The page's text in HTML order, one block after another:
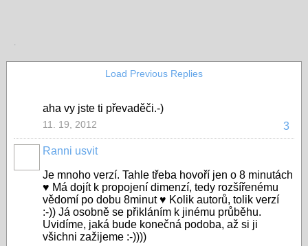
.
Load Previous Replies
aha vy jste ti převaděči.-)
3
11. 19, 2012
Ranni usvit
Je mnoho verzí. Tahle třeba hovoří jen o 8 minutách
♥ Má dojít k propojení dimenzí, tedy rozšířenému
vědomí po dobu 8minut ♥ Kolik autorů, tolik verzí
:-)) Já osobně se přikláním k jinému průběhu.
Uvidíme, jaká bude konečná podoba, až si ji
všichni zažijeme :-))))